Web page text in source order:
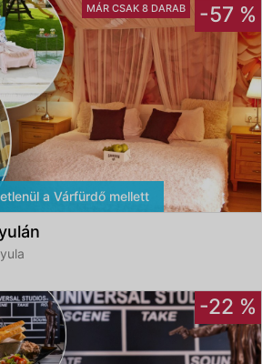
MÁR CSAK 8 DARAB -57 %
a Várfürdő mellett
-22 %